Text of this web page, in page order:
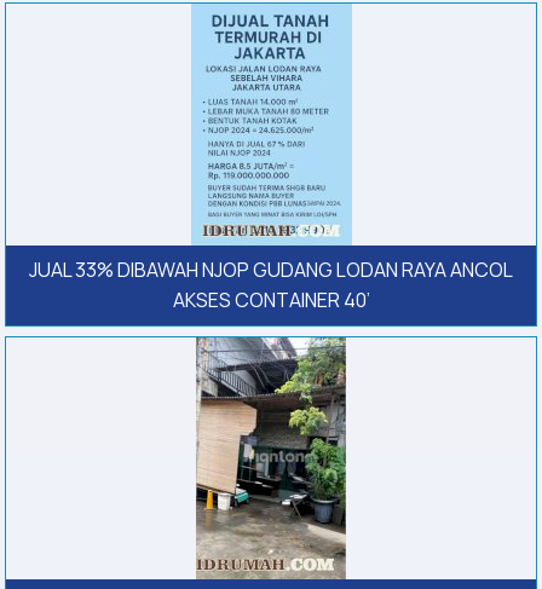
JUAL 33% DIBAWAH NJOP GUDANG LODAN RAYA ANCOL
AKSES CONTAINER 40’